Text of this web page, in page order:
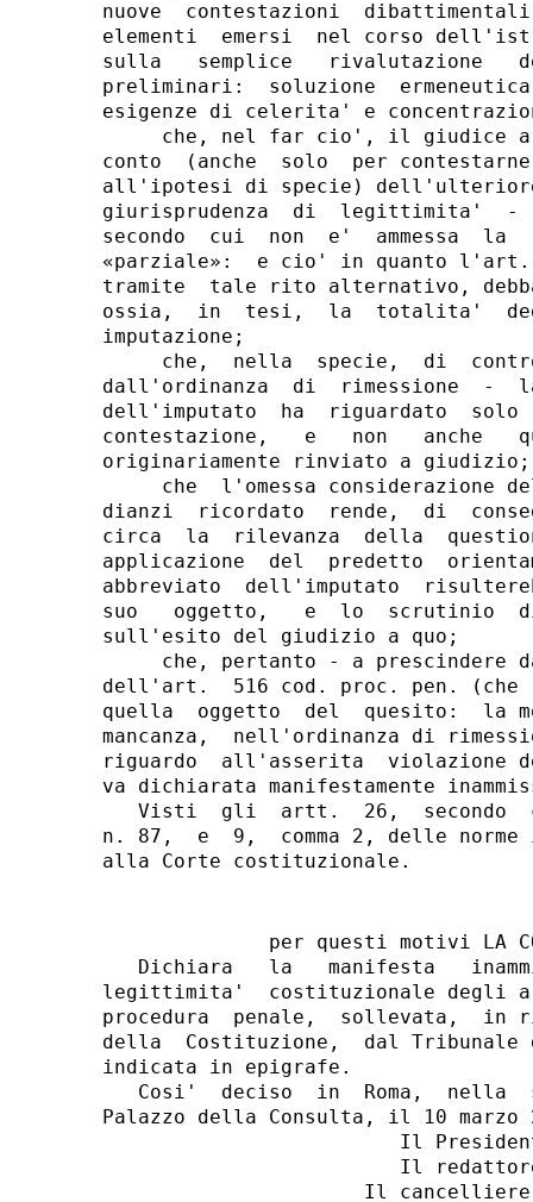
nuove  contestazioni
elementi  emersi  nel corso
sulla   semplice   rivalutazione
preliminari:  soluzione
esigenze di celerita' e
che, nel far cio', il giudice
conto  (anche  solo  per
all'ipotesi di specie)
giurisprudenza  di  legittimita'  -
secondo  cui  non  e'  ammessa
«parziale»:  e cio' in quanto l'art.
tramite  tale rito alternativo,
ossia,  in  tesi,  la  totalita'
imputazione;
che,  nella  specie,  di
dall'ordinanza  di  rimessione  -
dell'imputato  ha  riguardato
contestazione,   e   non   anche
originariamente rinviato a giudizio;
che  l'omessa considerazione
dianzi  ricordato  rende,  di
circa  la  rilevanza  della
applicazione  del  predetto
abbreviato  dell'imputato
suo   oggetto,   e  lo  scrutinio
sull'esito del giudizio a quo;
che, pertanto - a prescindere
dell'art.  516 cod. proc. pen. (che
quella  oggetto  del  quesito:  la
mancanza,  nell'ordinanza di
riguardo  all'asserita  violazione
va dichiarata manifestamente
Visti  gli  artt.  26,  secondo
n. 87,  e  9,  comma 2, delle
per questi motivi LA
Dichiara   la   manifesta
legittimita'  costituzionale degli
procedura  penale,  sollevata,  in
della  Costituzione,  dal Tribunale
indicata in epigrafe.
Cosi'  deciso  in  Roma,  nella
Palazzo della Consulta, il 10 marzo
Il
Il
Il